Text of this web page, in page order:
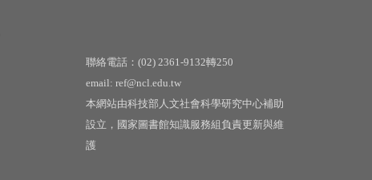
聯絡電話：(02) 2361-9132轉250
email: ref@ncl.edu.tw
本網站由科技部人文社會科學研究中心補助
設立，國家圖書館知識服務組負責更新與維
護